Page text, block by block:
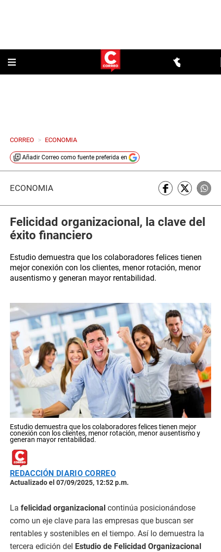
CORREO > ECONOMIA
Añadir Correo como fuente preferida en
ECONOMÍA
Felicidad organizacional, la clave del
éxito financiero
Estudio demuestra que los colaboradores felices tienen
mejor conexión con los clientes, menor rotación, menor
ausentismo y generan mayor rentabilidad.
Estudio demuestra que los colaboradores felices tienen mejor
conexión con los clientes, menor rotación, menor ausentismo y
generan mayor rentabilidad.
REDACCIÓN DIARIO CORREO
Actualizado el 07/09/2025, 12:52 p.m.
La felicidad organizacional continúa posicionándose
como un eje clave para las empresas que buscan ser
rentables y sostenibles en el tiempo. Así lo demuestra la
tercera edición del Estudio de Felicidad Organizacional